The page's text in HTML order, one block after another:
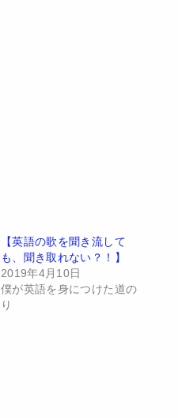
【英語の歌を聞き流して
も、聞き取れない？！】
2019年4月10日
僕が英語を身につけた道の
り